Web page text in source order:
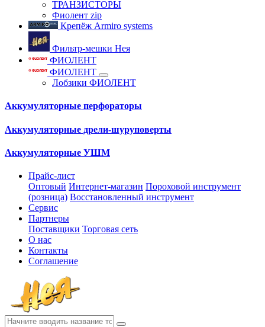
ТРАНЗИСТОРЫ
Фиолент zip
Крепёж Armiro systems
Фильтр-мешки Нея
ФИОЛЕНТ
ФИОЛЕНТ
Лобзики ФИОЛЕНТ
Аккумуляторные перфораторы
Аккумуляторные дрели-шуруповерты
Аккумуляторные УШМ
Прайс-лист
Оптовый Интернет-магазин Пороховой инструмент
(розница) Восстановленный инструмент
Сервис
Партнеры
Поставщики Торговая сеть
О нас
Контакты
Соглашение